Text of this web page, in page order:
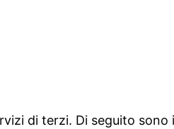
di terzi. Di seguito